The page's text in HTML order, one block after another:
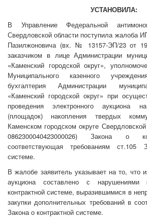
УСТАНОВИЛА:
В Управление Федеральной
Свердловской области поступила жалоба
Пазилжоновича (вх. № 13157-ЭП/23 от
заказчиком в лице Администрации
«Каменский городской округ»,
Муниципального казенного
бухгалтерия Администрации
«Каменский городской округ» при
проведения электронного аукциона
(площадок) накопления твердых
Каменском городском округе
0862300040423000026) Закона о
соответствующая требованиям ст.105
системе.
В жалобе заявитель указывает на то, что
аукциона составлено с
контрактной системе, выразившимися в
закупки дополнительных требований в
Закона о контрактной системе.